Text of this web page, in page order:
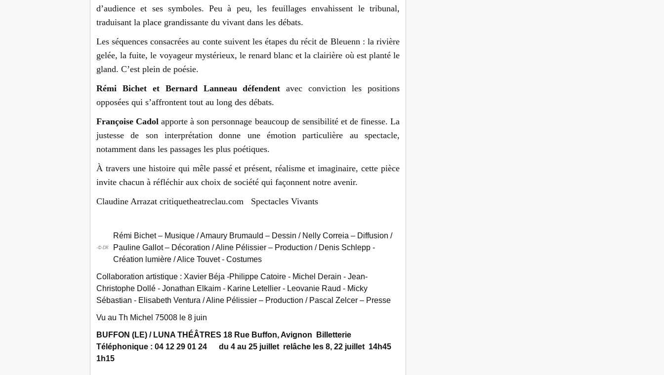
d’audience et ses symboles. Peu à peu, les feuillages envahissent le tribunal,
traduisant la place grandissante du vivant dans les débats.
Les séquences consacrées au conte suivent les étapes du récit de Bleuenn : la rivière
gelée, la fuite, le voyageur mystérieux, le renard blanc et la clairière où est planté le
gland. C’est plein de poésie.
Rémi Bichet et Bernard Lanneau défendent avec conviction les positions
opposées qui s’affrontent tout au long des débats.
Françoise Cadol apporte à son personnage beaucoup de sensibilité et de finesse. La
justesse de son interprétation donne une émotion particulière au spectacle,
notamment dans les passages les plus poétiques.
À travers une histoire qui mêle passé et présent, réalisme et imaginaire, cette pièce
invite chacun à réfléchir aux choix de société qui façonnent notre avenir.
Claudine Arrazat critiquetheatreclau.com Spectacles Vivants
-©-DR
Rémi Bichet – Musique / Amaury Brumauld – Dessin / Nelly Correia – Diffusion /
Pauline Gallot – Décoration / Aline Pélissier – Production / Denis Schlepp -
Création lumière / Alice Touvet - Costumes
Collaboration artistique : Xavier Béja -Philippe Catoire - Michel Derain - Jean-
Christophe Dollé - Jonathan Elkaim - Karine Letellier - Leovanie Raud - Micky
Sébastian - Elisabeth Ventura / Aline Pélissier – Production / Pascal Zelcer – Presse
Vu au Th Michel 75008 le 8 juin
BUFFON (LE) / LUNA THÉÂTRES 18 Rue Buffon, Avignon Billetterie
Téléphonique : 04 12 29 01 24 du 4 au 25 juillet relâche les 8, 22 juillet 14h45
1h15